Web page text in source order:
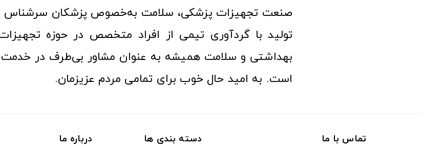
صنعت تجهیزات پزشکی، سلامت به‌خصوص پزشکان سرشناس
تولید با گردآوری تیمی از افراد متخصص در حوزه
بهداشتی و سلامت همیشه به عنوان مشاور بی‌طرف در خدمت
است. به امید حال خوب برای تمامی مردم عزیزمان.
تماس با ما دسته بندی ها درباره ما